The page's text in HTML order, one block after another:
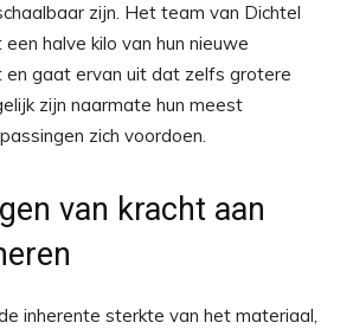
zijn. Het team van Dichtel
halve kilo van hun nieuwe
en gaat ervan uit dat zelfs grotere
zijn naarmate hun meest
zich voordoen.
van kracht aan
inherente sterkte van het materiaal,